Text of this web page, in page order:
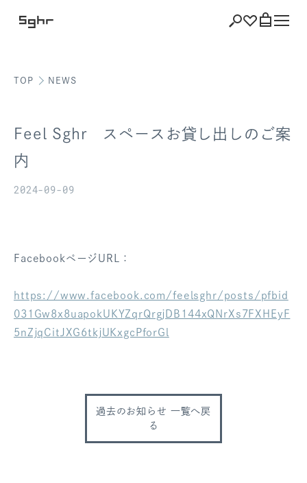
ショッピングバッグを見る
お気に入り
ログアウト
TOP NEWS
Feel Sghr スペースお貸し出しのご案
内
2024-09-09
FacebookページURL：
https://www.facebook.com/feelsghr/posts/pfbid
031Gw8x8uapokUKYZqrQrgjDB144xQNrXs7FXHEyF
5nZjqCitJXG6tkjUKxgcPforGl
過去のお知らせ 一覧へ戻
る